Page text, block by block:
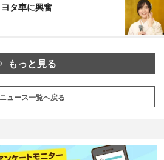
タ車に興奮
もっと見る
ニュース一覧へ戻る